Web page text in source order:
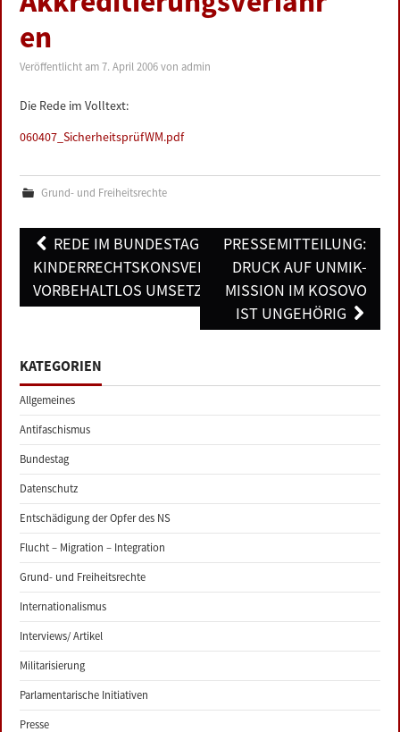
ZUR PERSON
LINKS
DATENSCHUTZERKLÄRUNG
en
Veröffentlicht am7. April 2006 vonadmin
Die Rede im Volltext:
060407_SicherheitsprüfWM.pdf
Grund- und Freiheitsrechte
Post
navigation
REDE IM BUNDESTAG: UN-
KINDERRECHTSKONSVENTION
VORBEHALTLOS UMSETZEN
PRESSEMITTEILUNG:
DRUCK AUF UNMIK-
MISSION IM KOSOVO
IST UNGEHÖRIG
KATEGORIEN
Allgemeines
Antifaschismus
Bundestag
Datenschutz
Entschädigung der Opfer des NS
Flucht – Migration – Integration
Grund- und Freiheitsrechte
Internationalismus
Interviews/ Artikel
Militarisierung
Parlamentarische Initiativen
Presse